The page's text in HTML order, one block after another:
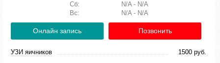
Сб:
N/A - N/A
Вс:
N/A - N/A
Онлайн запись Позвонить
УЗИ яичников 1500 руб.